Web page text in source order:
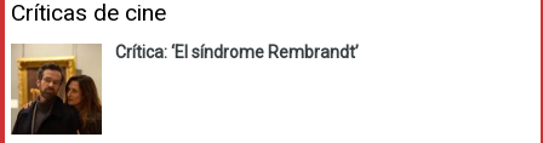
Críticas de cine
Crítica: ‘El síndrome Rembrandt’